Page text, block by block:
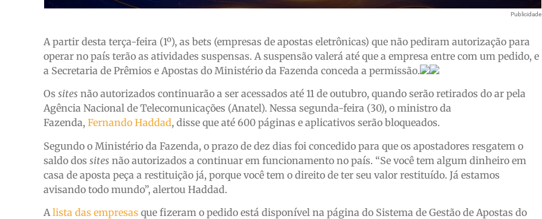
Publicidade
A partir desta terça-feira (1º), as bets (empresas de apostas eletrônicas) que não pediram autorização para
operar no país terão as atividades suspensas. A suspensão valerá até que a empresa entre com um pedido, e
a Secretaria de Prêmios e Apostas do Ministério da Fazenda conceda a permissão.
Os sites não autorizados continuarão a ser acessados até 11 de outubro, quando serão retirados do ar pela
Agência Nacional de Telecomunicações (Anatel). Nessa segunda-feira (30), o ministro da
Fazenda, Fernando Haddad, disse que até 600 páginas e aplicativos serão bloqueados.
Segundo o Ministério da Fazenda, o prazo de dez dias foi concedido para que os apostadores resgatem o
saldo dos sites não autorizados a continuar em funcionamento no país. “Se você tem algum dinheiro em
casa de aposta peça a restituição já, porque você tem o direito de ter seu valor restituído. Já estamos
avisando todo mundo”, alertou Haddad.
A lista das empresas que fizeram o pedido está disponível na página do Sistema de Gestão de Apostas do